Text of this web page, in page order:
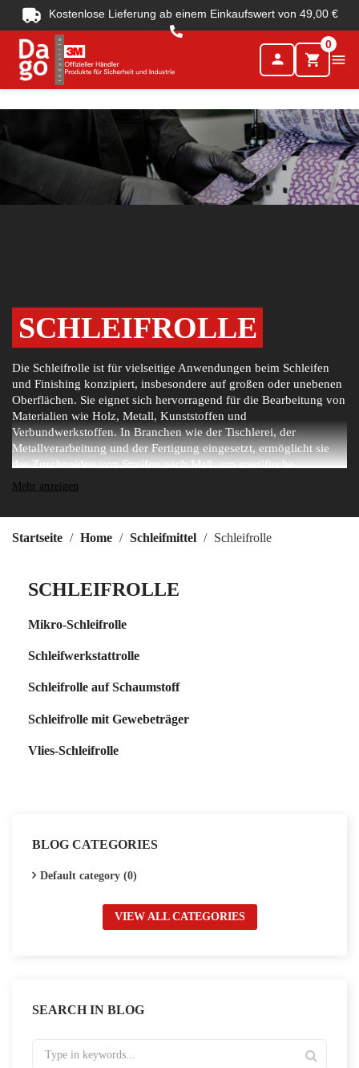
Kostenlose Lieferung ab einem Einkaufswert von 49,00 €
person shopping_cart
0

SCHLEIFROLLE
Die Schleifrolle ist für vielseitige Anwendungen beim Schleifen
und Finishing konzipiert, insbesondere auf großen oder unebenen
Oberflächen. Sie eignet sich hervorragend für die Bearbeitung von
Materialien wie Holz, Metall, Kunststoffen und
Verbundwerkstoffen. In Branchen wie der Tischlerei, der
Metallverarbeitung und der Fertigung eingesetzt, ermöglicht sie
das Zuschneiden von Streifen nach Maß, um spezifische
Anforderungen zu erfüllen. Diese Rolle bietet eine konstante
Mehr anzeigen
Startseite Home Schleifmittel Schleifrolle
SCHLEIFROLLE
Mikro-Schleifrolle
Schleifwerkstattrolle
Schleifrolle auf Schaumstoff
Schleifrolle mit Gewebeträger
Vlies-Schleifrolle
BLOG CATEGORIES
Default category (0)
VIEW ALL CATEGORIES
SEARCH IN BLOG